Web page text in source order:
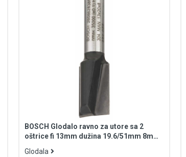
BOSCH Glodalo ravno za utore sa 2
oštrice fi 13mm dužina 19.6/51mm 8mm
Glodala